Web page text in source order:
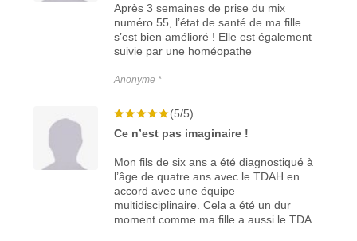
Après 3 semaines de prise du mix
numéro 55, l’état de santé de ma fille
s’est bien amélioré ! Elle est également
suivie par une homéopathe
Anonyme *
(5/5)
Ce n’est pas imaginaire !
Mon fils de six ans a été diagnostiqué à
l’âge de quatre ans avec le TDAH en
accord avec une équipe
multidisciplinaire. Cela a été un dur
moment comme ma fille a aussi le TDA.